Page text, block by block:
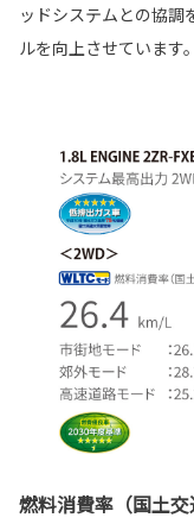
ッドシステムとの協調
ルを向上させています。
燃料消費率（国土交